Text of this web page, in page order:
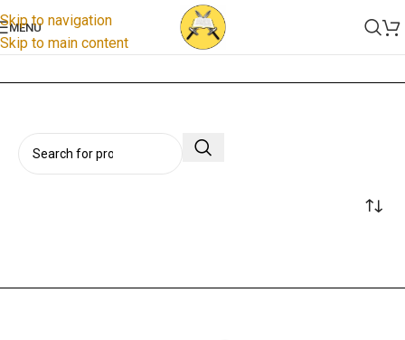
Skip to navigation
Skip to main content
MENU
Start /Saphir Studienkarten